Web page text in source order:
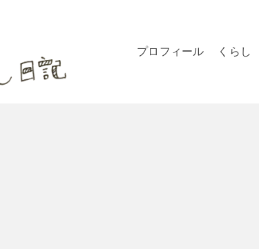
プロフィール くらし